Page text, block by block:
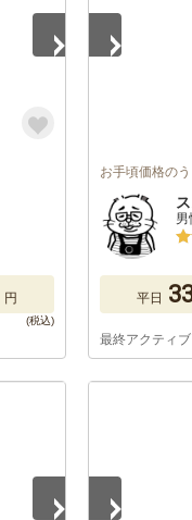
円
お手頃価格の
平日
最終アクティ